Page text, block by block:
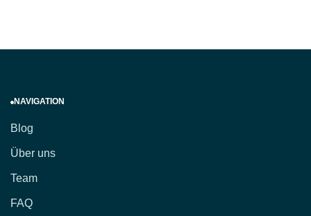
NAVIGATION
Blog
Über uns
Team
FAQ